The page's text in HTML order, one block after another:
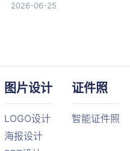
人，我用过不少OCR文字识别软
2026-06-25
图片设计
LOGO设计
海报设计
证件照
智能证件照